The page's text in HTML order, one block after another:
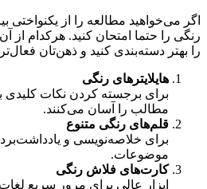
اگر می‌خواهید مطالعه را از یکنواختی
رنگی را حتما امتحان کنید. هرکدام از
را بهتر دسته‌بندی کنید و ذهن‌تان فعال‌تر
هایلایترهای رنگی
برای برجسته کردن نکات کلیدی
مطالب را آسان می‌کنند.
قلم‌های رنگی متنوع
برای خلاصه‌نویسی و
موضوعات.
کارت‌های فلاش رنگی
ابزار عالی برای مرور سریع